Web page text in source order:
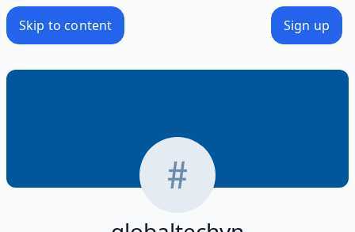
Skip to content Sign up